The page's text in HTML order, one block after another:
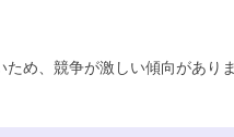
め、競争が激しい傾向があり